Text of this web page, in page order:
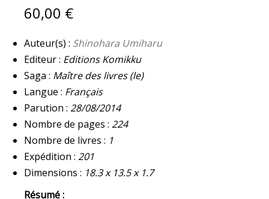
60,00 €
Auteur(s) : Shinohara Umiharu
Editeur : Editions Komikku
Saga : Maître des livres (le)
Langue : Français
Parution : 28/08/2014
Nombre de pages : 224
Nombre de livres : 1
Expédition : 201
Dimensions : 18.3 x 13.5 x 1.7
Résumé :